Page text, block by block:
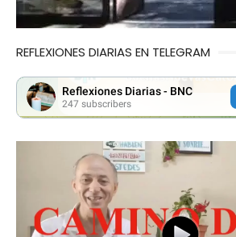
REFLEXIONES DIARIAS EN TELEGRAM